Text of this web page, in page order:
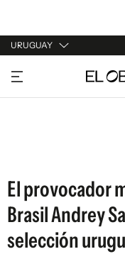
URUGUAY
URUGUAY
ARGENTINA
El provocador
Brasil Andrey
selección